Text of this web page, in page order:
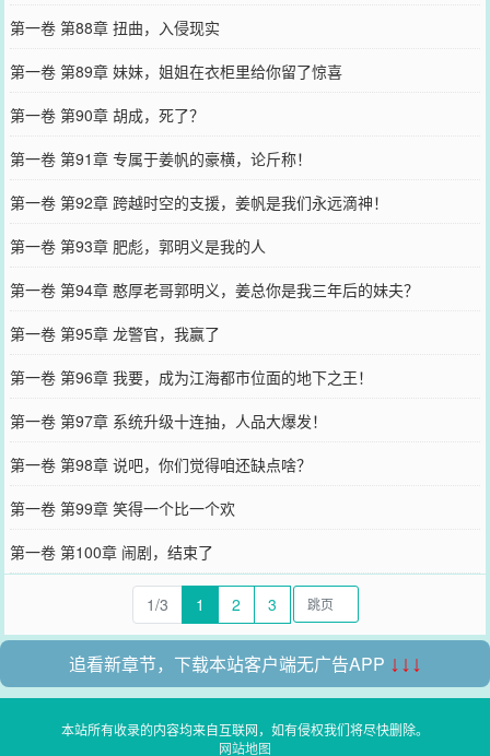
第一卷 第88章 扭曲，入侵现实
第一卷 第89章 妹妹，姐姐在衣柜里给你留了惊喜
第一卷 第90章 胡成，死了？
第一卷 第91章 专属于姜帆的豪横，论斤称！
第一卷 第92章 跨越时空的支援，姜帆是我们永远滴神！
第一卷 第93章 肥彪，郭明义是我的人
第一卷 第94章 憨厚老哥郭明义，姜总你是我三年后的妹夫？
第一卷 第95章 龙警官，我赢了
第一卷 第96章 我要，成为江海都市位面的地下之王！
第一卷 第97章 系统升级十连抽，人品大爆发！
第一卷 第98章 说吧，你们觉得咱还缺点啥？
第一卷 第99章 笑得一个比一个欢
第一卷 第100章 闹剧，结束了
1/3 1 2 3
追看新章节，下载本站客户端无广告APP ↓↓↓
本站所有收录的内容均来自互联网，如有侵权我们将尽快删除。
网站地图